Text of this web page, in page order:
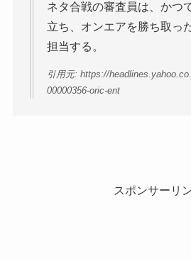
ネタ合戦の審査員は、かつ
立ち、オンエアを勝ち取っ
担当する。
引用元: https://
00000356-oric-ent
スポンサーリ